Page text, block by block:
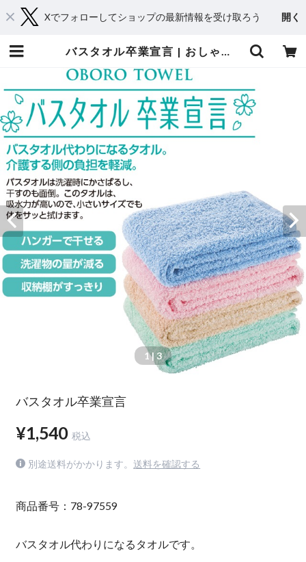
Xでフォローしてショップの最新情報を受け取ろう 開く
バスタオル卒業宣言 | おしゃれシニアの衣料品店 コタケ
1| 3
バスタオル卒業宣言
¥1,540 税込
別途送料がかかります。 送料を確認する
商品番号：78-97559
バスタオル代わりになるタオルです。